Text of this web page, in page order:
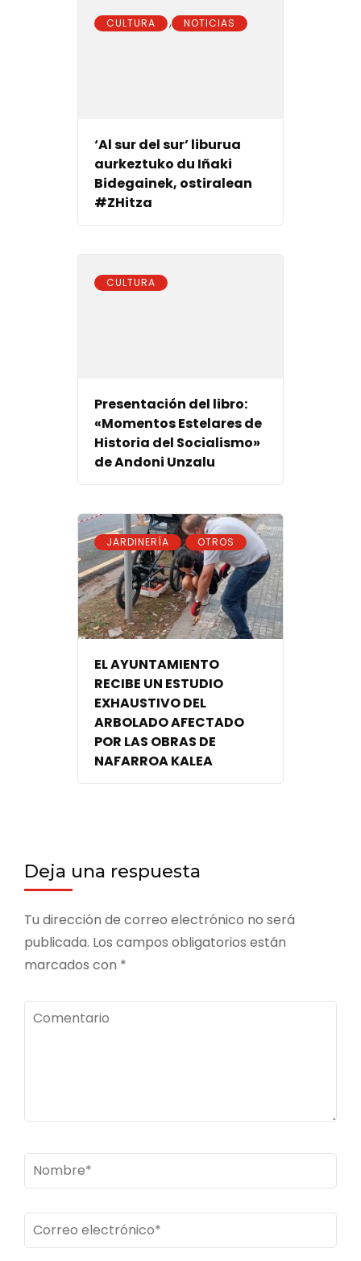
CULTURA , NOTICIAS
‘Al sur del sur’ liburua
aurkeztuko du Iñaki
Bidegainek, ostiralean
#ZHitza
CULTURA
Presentación del libro:
«Momentos Estelares de
Historia del Socialismo»
de Andoni Unzalu
JARDINERÍA , OTROS
EL AYUNTAMIENTO
RECIBE UN ESTUDIO
EXHAUSTIVO DEL
ARBOLADO AFECTADO
POR LAS OBRAS DE
NAFARROA KALEA
Deja una respuesta
Tu dirección de correo electrónico no será
publicada. Los campos obligatorios están
marcados con *
Comentario
Nombre*
Correo
electrónico*